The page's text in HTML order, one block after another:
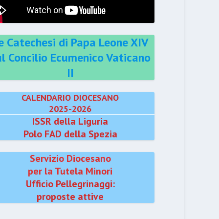
Catechesi di Papa Leone XIV
Concilio Ecumenico Vaticano
II
CALENDARIO DIOCESANO
2025-2026
ISSR della Liguria
Polo FAD della Spezia
Servizio Diocesano
per la Tutela Minori
Ufficio Pellegrinaggi:
proposte attive